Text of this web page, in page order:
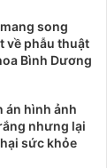
song
về phẫu thuật
Bình Dương
án hình ảnh
nhưng lại
sức khỏe